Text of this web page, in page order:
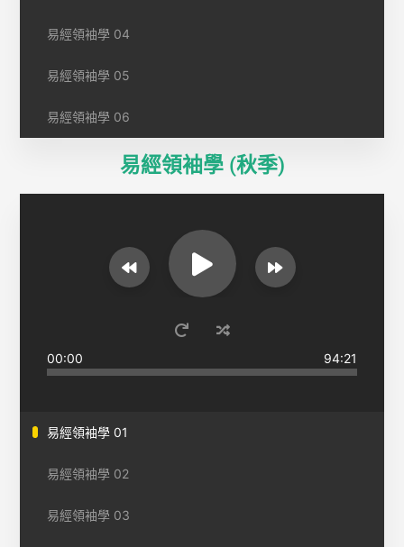
易經領袖學 04
易經領袖學 05
易經領袖學 06
易經領袖學 (秋季)
00:00 94:21
易經領袖學 01
易經領袖學 02
易經領袖學 03